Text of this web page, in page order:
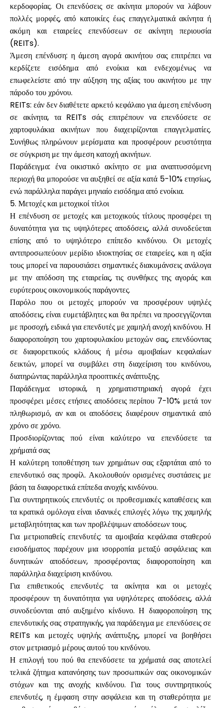
κερδοφορίας. Οι επενδύσεις σε ακίνητα μπορούν να λάβουν
πολλές μορφές, από κατοικίες έως επαγγελματικά ακίνητα ή
ακόμη και εταιρείες επενδύσεων σε ακίνητη περιουσία
(REITs).
Άμεση επένδυση: η άμεση αγορά ακινήτου σας επιτρέπει να
κερδίζετε εισόδημα από ενοίκια και ενδεχομένως να
επωφελείστε από την αύξηση της αξίας του ακινήτου με την
πάροδο του χρόνου.
REITs: εάν δεν διαθέτετε αρκετό κεφάλαιο για άμεση επένδυση
σε ακίνητα, τα REITs σάς επιτρέπουν να επενδύσετε σε
χαρτοφυλάκια ακινήτων που διαχειρίζονται επαγγελματίες.
Συνήθως πληρώνουν μερίσματα και προσφέρουν ρευστότητα
σε σύγκριση με την άμεση κατοχή ακινήτων.
Παράδειγμα: ένα οικιστικό ακίνητο σε μια αναπτυσσόμενη
περιοχή θα μπορούσε να αυξηθεί σε αξία κατά 5-10% ετησίως,
ενώ παράλληλα παράγει μηνιαίο εισόδημα από ενοίκια.
5. Μετοχές και μετοχικοί τίτλοι
Η επένδυση σε μετοχές και μετοχικούς τίτλους προσφέρει τη
δυνατότητα για τις υψηλότερες αποδόσεις, αλλά συνοδεύεται
επίσης από το υψηλότερο επίπεδο κινδύνου. Οι μετοχές
αντιπροσωπεύουν μερίδιο ιδιοκτησίας σε εταιρείες, και η αξία
τους μπορεί να παρουσιάσει σημαντικές διακυμάνσεις ανάλογα
με την απόδοση της εταιρείας, τις συνθήκες της αγοράς και
ευρύτερους οικονομικούς παράγοντες.
Παρόλο που οι μετοχές μπορούν να προσφέρουν υψηλές
αποδόσεις, είναι ευμετάβλητες και θα πρέπει να προσεγγίζονται
με προσοχή, ειδικά για επενδυτές με χαμηλή ανοχή κινδύνου. Η
διαφοροποίηση του χαρτοφυλακίου μετοχών σας, επενδύοντας
σε διαφορετικούς κλάδους ή μέσω αμοιβαίων κεφαλαίων
δεικτών, μπορεί να συμβάλει στη διαχείριση του κινδύνου,
διατηρώντας παράλληλα προοπτικές ανάπτυξης.
Παράδειγμα: ιστορικά, η χρηματιστηριακή αγορά έχει
προσφέρει μέσες ετήσιες αποδόσεις περίπου 7-10% μετά τον
πληθωρισμό, αν και οι αποδόσεις διαφέρουν σημαντικά από
χρόνο σε χρόνο.
Προσδιορίζοντας πού είναι καλύτερο να επενδύσετε τα
χρήματά σας
Η καλύτερη τοποθέτηση των χρημάτων σας εξαρτάται από το
επενδυτικό σας προφίλ. Ακολουθούν ορισμένες συστάσεις με
βάση τα διαφορετικά επίπεδα ανοχής κινδύνου.
Για συντηρητικούς επενδυτές: οι προθεσμιακές καταθέσεις και
τα κρατικά ομόλογα είναι ιδανικές επιλογές λόγω της χαμηλής
μεταβλητότητας και των προβλέψιμων αποδόσεων τους.
Για μετριοπαθείς επενδυτές: τα αμοιβαία κεφάλαια σταθερού
εισοδήματος παρέχουν μια ισορροπία μεταξύ ασφάλειας και
δυνητικών αποδόσεων, προσφέροντας διαφοροποίηση και
παράλληλα διαχείριση κινδύνου.
Για επιθετικούς επενδυτές: τα ακίνητα και οι μετοχές
προσφέρουν τη δυνατότητα για υψηλότερες αποδόσεις, αλλά
συνοδεύονται από αυξημένο κίνδυνο. Η διαφοροποίηση της
επενδυτικής σας στρατηγικής, για παράδειγμα με επενδύσεις σε
REITs και μετοχές υψηλής ανάπτυξης, μπορεί να βοηθήσει
στον μετριασμό μέρους αυτού του κινδύνου.
Η επιλογή του πού θα επενδύσετε τα χρήματά σας αποτελεί
τελικά ζήτημα κατανόησης των προσωπικών σας οικονομικών
στόχων και της ανοχής κινδύνου. Για τους συντηρητικούς
επενδυτές, η έμφαση στην ασφάλεια και τη σταθερότητα με